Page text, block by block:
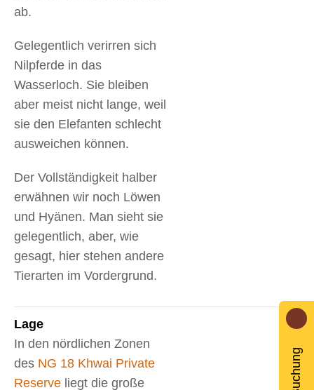
ab.
Gelegentlich verirren sich
Nilpferde in das
Wasserloch. Sie bleiben
aber meist nicht lange, weil
sie den Elefanten schlecht
ausweichen können.
Der Vollständigkeit halber
erwähnen wir noch Löwen
und Hyänen. Man sieht sie
gelegentlich, aber, wie
gesagt, hier stehen andere
Tierarten im Vordergrund.
Lage
In den nördlichen Zonen
des NG 18 Khwai Private
Reserve liegt die große
Buchung